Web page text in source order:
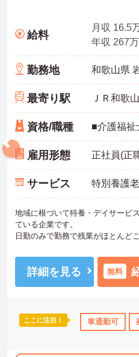
取得実績あり 社会保険完備
給料
勤務地 和歌山県
最寄り駅
資格/職種 ■介護福祉
雇用形態 正社員(正
サービス
地域に根づいて特養・デイサービ
ている企業です。
日勤のみで勤務で残業がほとんど
詳細を見る 無料
ここに注目！ 車通勤可